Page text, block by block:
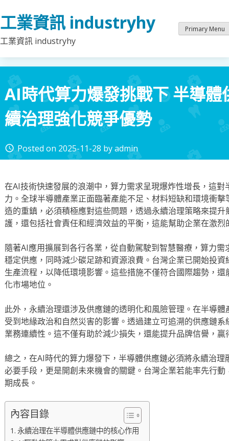
to
content
工業資訊 industryhy
工業資訊 industryhy
Primary Menu
AI時代算力爆發挑戰下 半導體
續治理強化競爭優勢
access_time Posted on 2025-11-28 byadmin
在AI技術快速發展的浪潮中，算力需求呈現爆炸性增長，這
力。全球半導體產業正面臨著產能不足、材料短缺和環境衝
造的重鎮，必須積極應對這些問題，透過永續治理策略來提
護，還包括社會責任和經濟效益的平衡，這能幫助企業在激烈
隨著AI應用擴展到各行各業，從自動駕駛到智慧醫療，算力
穩定供應，同時減少碳足跡和資源浪費。台灣企業已開始投
生產流程，以降低環境影響。這些措施不僅符合國際趨勢，
化市場地位。
此外，永續治理還涉及供應鏈的透明化和風險管理。在半導
受到地緣政治和自然災害的影響。透過建立可追溯的供應鏈
業務連續性。這不僅有助於減少損失，還能提升品牌信譽，贏
總之，在AI時代的算力爆發下，半導體供應鏈必須將永續治
必要手段，更是開創未來機會的關鍵。台灣企業若能率先行
期成長。
內容目錄
永續治理在半導體供應鏈中的核心作用